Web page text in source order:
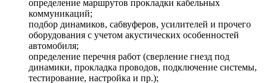
определение маршрутов прокладки кабельных
коммуникаций;
подбор динамиков, сабвуферов, усилителей и прочего
оборудования с учетом акустических особенностей
автомобиля;
определение перечня работ (сверление гнезд под
динамики, прокладка проводов, подключение системы,
тестирование, настройка и пр.);